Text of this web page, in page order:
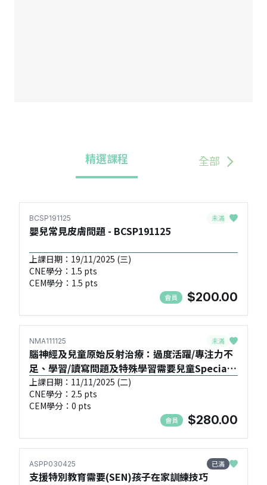
精選課程 全部
BCSP191125 未滿
嬰兒常見皮膚問題 - BCSP191125
上課日期：19/11/2025 (三)
CNE學分：1.5 pts
CEM學分：1.5 pts
會員 $200.00
NMA111125 未滿
腦神經及兒童原始反射治療：過度活躍/專注力不
足、學習/讀寫問題及特殊學習需要兒童Special
Educational Needs, SEN(進階班:2) -
NMA111125
上課日期：11/11/2025 (二)
CNE學分：2.5 pts
CEM學分：0 pts
會員 $280.00
ASPP030425 已滿
支援特別教育需要(SEN)孩子在家訓練技巧